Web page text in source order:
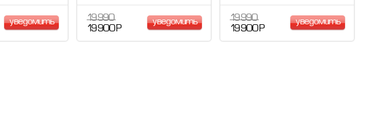
уведомить
19 990
19 900 Р
уведомить
19 990
19 900 Р
уведомить